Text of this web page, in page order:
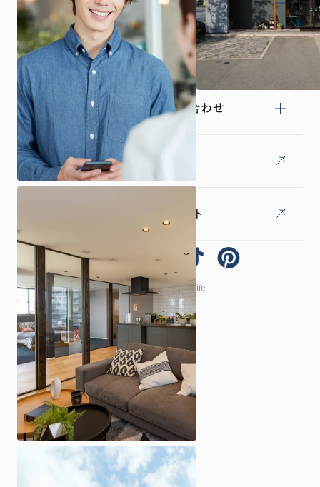
施工事例・お施主様インタビュー
土地探し
来場予約・資料請求・お問い合わせ
採用情報
オーナー様専用LINEアカウント
© 2026 ARCHI homelife